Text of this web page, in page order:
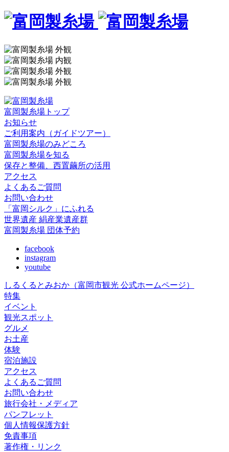
富岡製糸場トップ
お知らせ
ご利用案内（ガイドツアー）
富岡製糸場のみどころ
富岡製糸場を知る
保存と整備、西置繭所の活用
アクセス
よくあるご質問
お問い合わせ
「富岡シルク」にふれる
世界遺産 絹産業遺産群
富岡製糸場 団体予約
facebook
instagram
youtube
しるくるとみおか （富岡市観光 公式ホームページ）
特集
イベント
観光スポット
グルメ
お土産
体験
宿泊施設
アクセス
よくあるご質問
お問い合わせ
旅行会社・メディア
パンフレット
個人情報保護方針
免責事項
著作権・リンク